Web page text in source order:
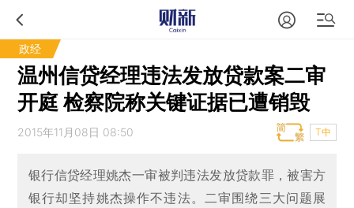
政经
温州信贷经理违法发放贷款案二审
开庭 检察院称关键证据已遭销毁
2015年11月08日 08:50 T中
银行信贷经理姚杰一审被判违法发放贷款罪，被害方
银行却坚持姚杰操作不违法。二审围绕三大问题展